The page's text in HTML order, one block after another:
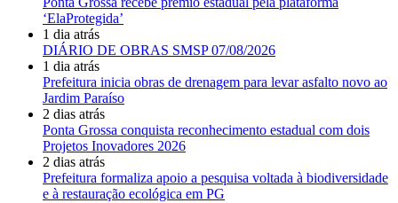
‘ElaProtegida’
1 dia atrás
DIÁRIO DE OBRAS SMSP 07/08/2026
1 dia atrás
Prefeitura inicia obras de drenagem para levar asfalto novo ao
Jardim Paraíso
2 dias atrás
Ponta Grossa conquista reconhecimento estadual com dois
Projetos Inovadores 2026
2 dias atrás
Prefeitura formaliza apoio a pesquisa voltada à biodiversidade
e à restauração ecológica em PG